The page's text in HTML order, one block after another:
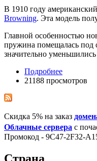
В 1910 году
Browning. Эта модель
Главной особенностью
пружина помещалась под
значительно
Подробнее
21188 просмотров
Скидка 5% на заказ
Облачные сервера с
Промокод - 9C47-2F32-
Страна